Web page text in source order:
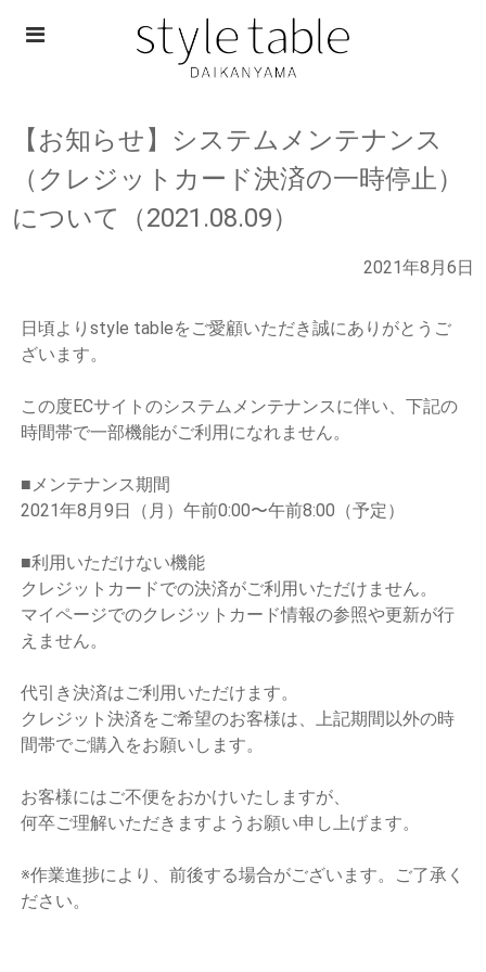
Skip
【お知らせ】システムメンテナンス
（クレジットカード決済の一時停止）
について（2021.08.09）
2021年8月6日
日頃よりstyle tableをご愛顧いただき誠にありがとうご
ざいます。
この度ECサイトのシステムメンテナンスに伴い、下記の
時間帯で一部機能がご利用になれません。
■メンテナンス期間
2021年8月9日（月）午前0:00〜午前8:00（予定）
■利用いただけない機能
クレジットカードでの決済がご利用いただけません。
マイページでのクレジットカード情報の参照や更新が行
えません。
代引き決済はご利用いただけます。
クレジット決済をご希望のお客様は、上記期間以外の時
間帯でご購入をお願いします。
お客様にはご不便をおかけいたしますが、
何卒ご理解いただきますようお願い申し上げます。
※作業進捗により、前後する場合がございます。ご了承く
ださい。